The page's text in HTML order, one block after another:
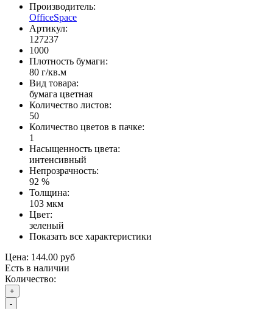
Производитель:
OfficeSpace
Артикул:
127237
1000
Плотность бумаги:
80 г/кв.м
Вид товара:
бумага цветная
Количество листов:
50
Количество цветов в пачке:
1
Насыщенность цвета:
интенсивный
Непрозрачность:
92 %
Толщина:
103 мкм
Цвет:
зеленый
Показать все характеристики
Цена: 144.00 руб
Есть в наличии
Количество:
+
-